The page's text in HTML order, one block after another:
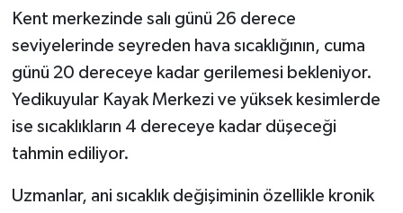
Kent merkezinde salı günü 26 derece
seviyelerinde seyreden hava sıcaklığının, cuma
günü 20 dereceye kadar gerilemesi bekleniyor.
Yedikuyular Kayak Merkezi ve yüksek kesimlerde
ise sıcaklıkların 4 dereceye kadar düşeceği
tahmin ediliyor.
Uzmanlar, ani sıcaklık değişiminin özellikle kronik
Politika
YEREL
BÖLGEDEN
BİLİM TEKNOLOJİ